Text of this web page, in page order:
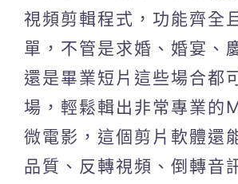
視頻剪輯程式，功能齊全
單，不管是求婚、婚宴、
還是畢業短片這些場合都
場，輕鬆輯出非常專業的
微電影，這個剪片軟體還
品質、反轉視頻、倒轉音